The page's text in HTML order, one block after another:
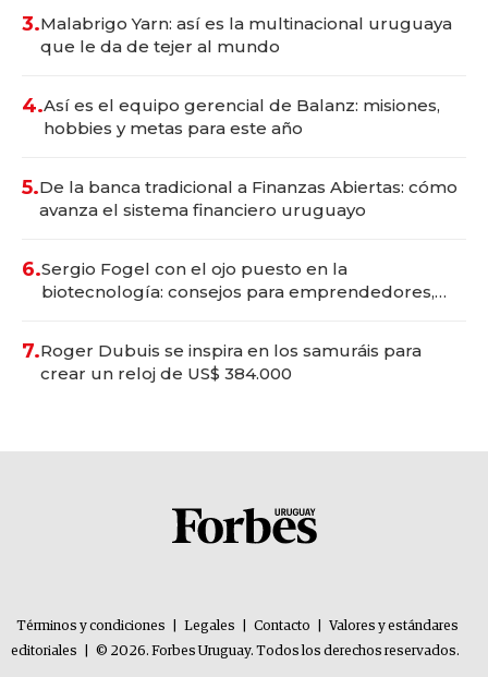
3.Malabrigo Yarn: así es la multinacional uruguaya
que le da de tejer al mundo
4.Así es el equipo gerencial de Balanz: misiones,
hobbies y metas para este año
5.De la banca tradicional a Finanzas Abiertas: cómo
avanza el sistema financiero uruguayo
6.Sergio Fogel con el ojo puesto en la
biotecnología: consejos para emprendedores,
7.Roger Dubuis se inspira en los samuráis para
crear un reloj de US$ 384.000
Términos y condiciones Legales Contacto
Valores y estándares
editoriales
© 2026. Forbes Uruguay. Todos los derechos reservados.